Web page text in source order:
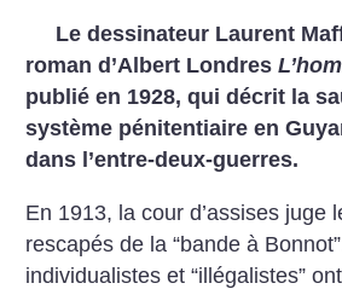
Le dessinateur Laurent
roman d’Albert Londres
publié en 1928, qui décrit la
système pénitentiaire en
dans l’entre-deux-guerres.
En 1913, la cour d’assises juge
rescapés de la “bande à
individualistes et “illégalistes”